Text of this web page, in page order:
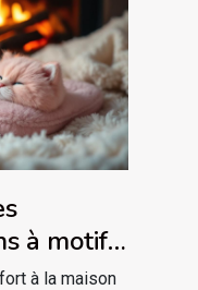
à motif
? à la maison